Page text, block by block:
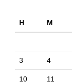
H M
3 4
10 11